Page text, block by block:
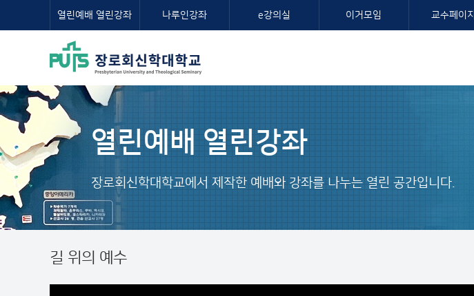
열린예배 열린강좌 나루인강좌 e강의실 이거모임 교수페이지
열린예배 열린강좌
장로회신학대학교에서 제작한 예배와 강좌를 나누는 열린 공간입니다.
길 위의 예수